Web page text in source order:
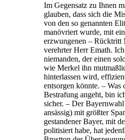
Im Gegensatz zu Ihnen
glauben, dass sich die
von den so genannten
manövriert wurde, mit
erzwungenen – Rücktritt
verehrter Herr Emath.
niemanden, der einen
wie Merkel ihn
hinterlassen wird,
entsorgen könnte. – Was
Bestrafung angeht, bin
sicher. – Der
ansässig) mit größter
gestandener Bayer, mit
politisiert habe, hat